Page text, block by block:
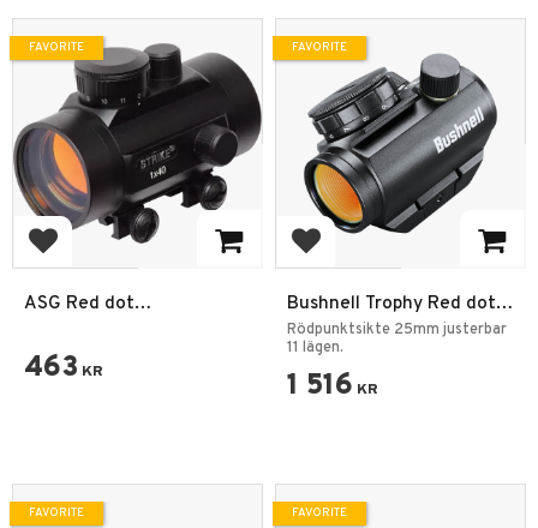
Add to favorites
ASG Red dot
463 KR
FAVORITE
Add to favorites
Bushnell Trophy Red dot
TRS 1x25 Rödpunktsikte
Rödpunktsikte 25mm justerbar
11 lägen.
1 516 KR
FAVORITE
FAVORITE FAVORITE